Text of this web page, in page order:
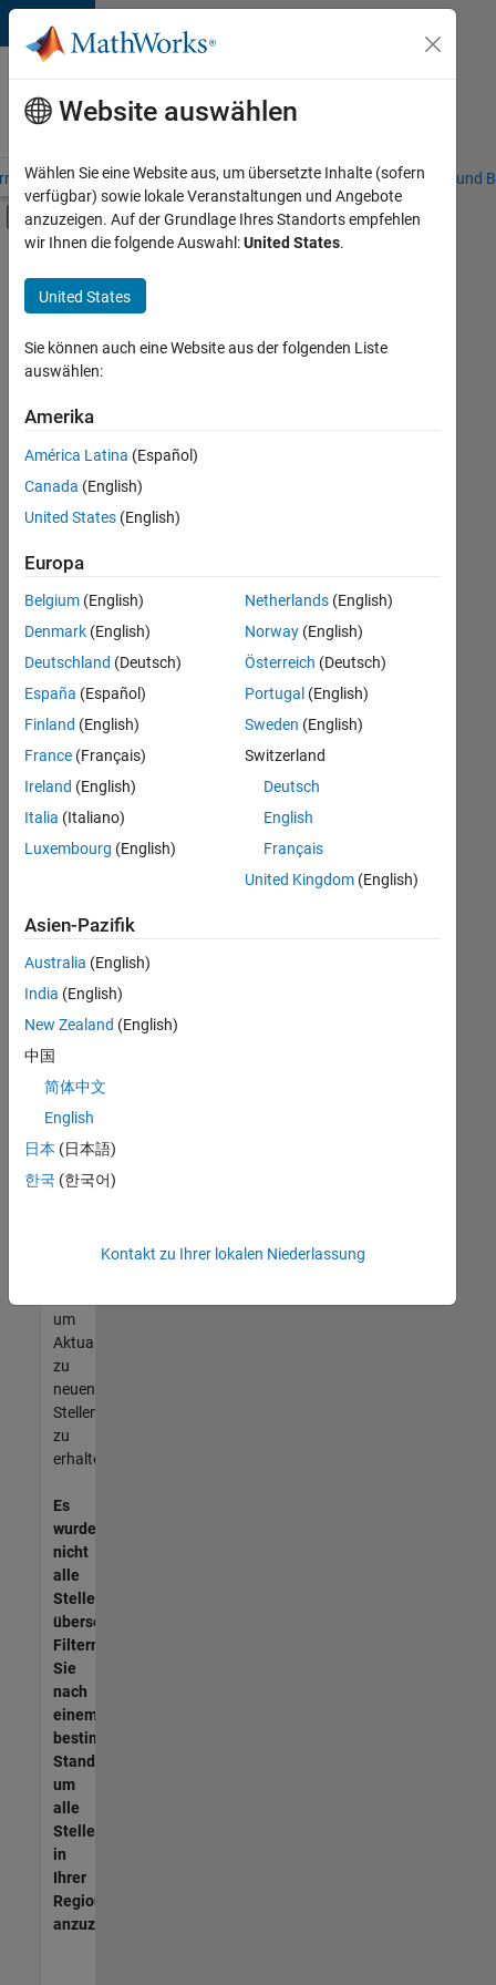
Weiter zum Inhalt
Karriere
bei
MathWorks
– Übersicht Stellensuche Niederlassungen Studierende und
Umschaltung für Off-Canvas-
Hauptinhalt
Commercial Sales
Education Sales
Finance and Operations
Human Resources
Büro- und Verwaltungsdienste
+4
Derzeit
es
keine
offenen
Stellen,
Ihren
Suchkriterien
entsprechen.
können
die
Suchkriterien
weiter
fassen
oder
alle
Stellenangebote
anzeigen .
noch
keine
offenen
Stellen
können,
die
Ihren
entsprechen,
werden
unseres
um
Aktualisierungen
zu
neuen
Stellenangeboten
zu
erhalten.
Es
wurden
nicht
alle
Stellen
übersetzt.
Filtern
Sie
nach
einem
bestimmten
Standort,
um
alle
Stellenangebote
in
Ihrer
Region
anzuzeigen.
Website auswählen
Wählen Sie eine Website aus, um übersetzte Inhalte (sofern
verfügbar) sowie lokale Veranstaltungen und Angebote
anzuzeigen. Auf der Grundlage Ihres Standorts empfehlen
wir Ihnen die folgende Auswahl:United States.
United States
Sie können auch eine Website aus der folgenden Liste
auswählen:
Amerika
América Latina (Español)
Canada (English)
United States (English)
Europa
Belgium (English)
Denmark (English)
Deutschland (Deutsch)
España (Español)
Finland (English)
France (Français)
Ireland (English)
Italia (Italiano)
Luxembourg (English)
Netherlands(English)
Norway(English)
Österreich (Deutsch)
Portugal (English)
Sweden (English)
Switzerland
Deutsch
English
Français
United Kingdom(English)
Asien-Pazifik
Australia (English)
India (English)
New Zealand (English)
中国
简体中文
English
日本 (日本語)
한국 (한국어)
Kontakt zu Ihrer lokalen Niederlassung